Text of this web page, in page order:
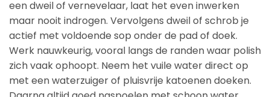
een dweil of vernevelaar, laat het even inwerken
maar nooit indrogen. Vervolgens dweil of schrob je
actief met voldoende sop onder de pad of doek.
Werk nauwkeurig, vooral langs de randen waar polish
zich vaak ophoopt. Neem het vuile water direct op
met een waterzuiger of pluisvrije katoenen doeken.